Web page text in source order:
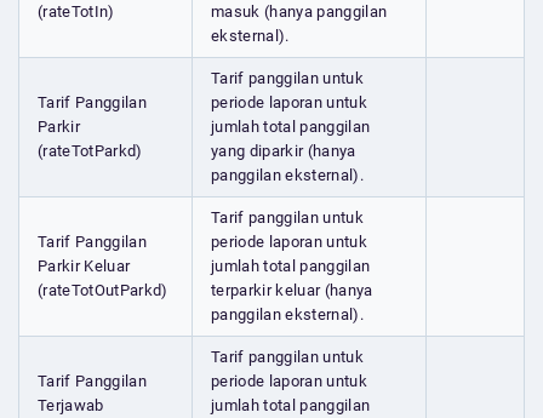
(rateTotIn)
masuk (hanya panggilan
eksternal).
Tarif Panggilan
Parkir
(rateTotParkd)
Tarif panggilan untuk
periode laporan untuk
jumlah total panggilan
yang diparkir (hanya
panggilan eksternal).
Tarif Panggilan
Parkir Keluar
(rateTotOutParkd)
Tarif panggilan untuk
periode laporan untuk
jumlah total panggilan
terparkir keluar (hanya
panggilan eksternal).
Tarif Panggilan
Terjawab
Tarif panggilan untuk
periode laporan untuk
jumlah total panggilan